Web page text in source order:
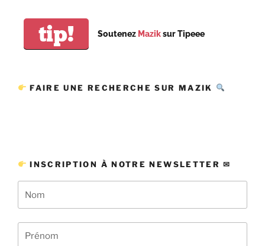
tip! Soutenez Maziksur Tipeee
FAIRE UNE RECHERCHE SUR MAZIK
INSCRIPTION À NOTRE NEWSLETTER ✉